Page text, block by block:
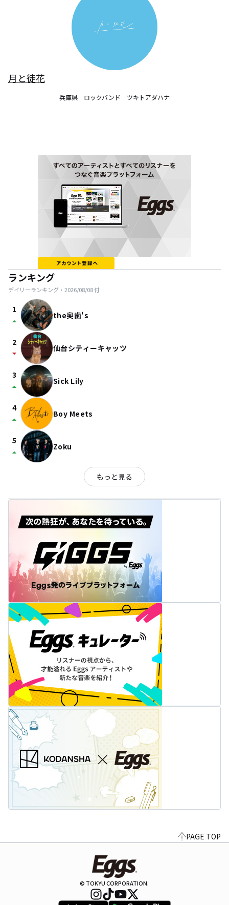
月と徒花
兵庫県　ロックバンド　ツキトアダハナ
ランキング
デイリーランキング・ 2026/08/08付
1
arrow_drop_up the奥歯's
2
arrow_drop_down 仙台シティーキャッツ
3
arrow_drop_up Sick Lily
4
arrow_drop_up Boy Meets
5
arrow_drop_up Zoku
もっと見る
PAGE TOP
© TOKYU CORPORATION.